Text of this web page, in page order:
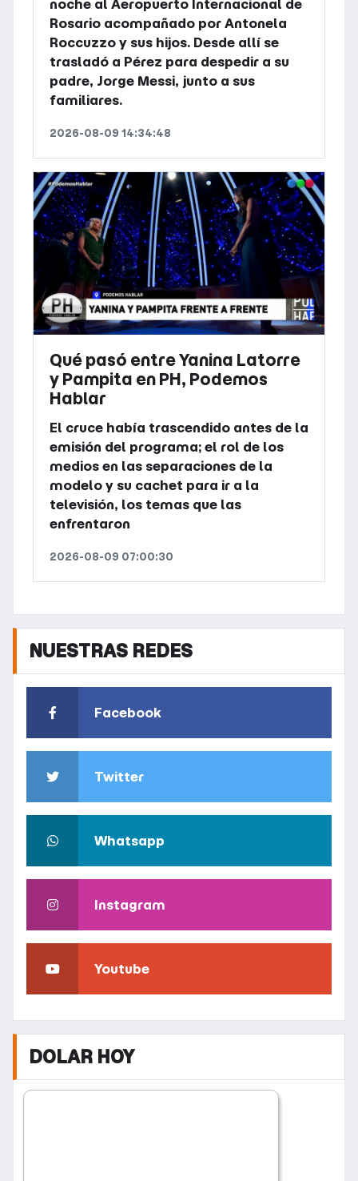
noche al Aeropuerto Internacional de
Rosario acompañado por Antonela
Roccuzzo y sus hijos. Desde allí se
trasladó a Pérez para despedir a su
padre, Jorge Messi, junto a sus
familiares.
2026-08-09 14:34:48
Qué pasó entre Yanina Latorre
y Pampita en PH, Podemos
Hablar
El cruce había trascendido antes de la
emisión del programa; el rol de los
medios en las separaciones de la
modelo y su cachet para ir a la
televisión, los temas que las
enfrentaron
2026-08-09 07:00:30
NUESTRAS REDES
Facebook
Twitter
Whatsapp
Instagram
Youtube
DOLAR HOY